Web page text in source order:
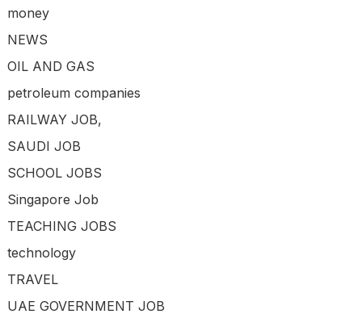
money
NEWS
OIL AND GAS
petroleum companies
RAILWAY JOB,
SAUDI JOB
SCHOOL JOBS
Singapore Job
TEACHING JOBS
technology
TRAVEL
UAE GOVERNMENT JOB